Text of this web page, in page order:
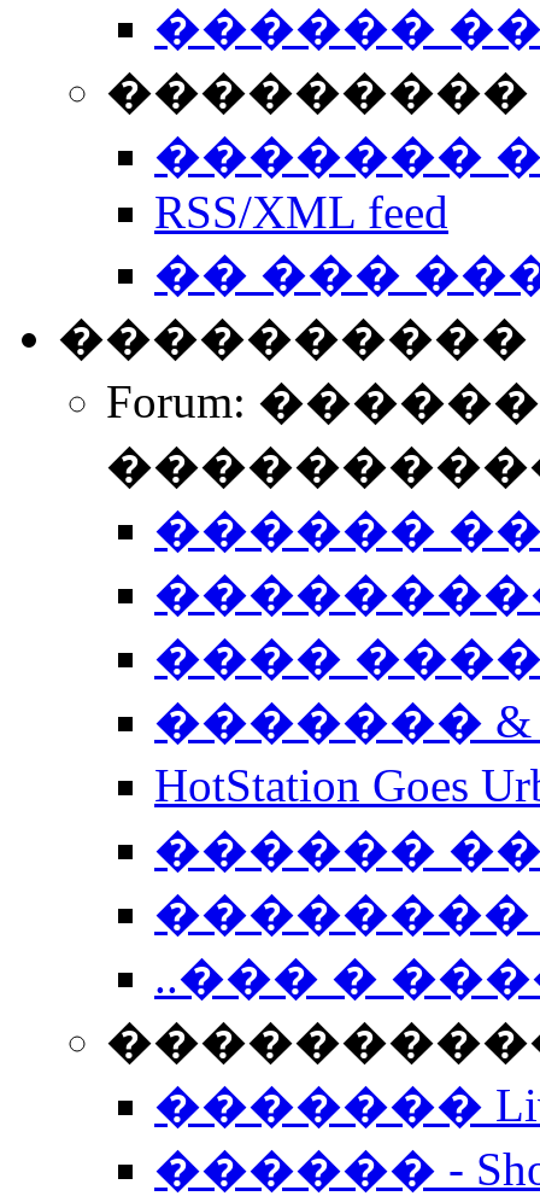
������
���������
�������
RSS/XML feed
�� ���
����������
Forum:
������
����
�������
HotStation
������
��������
..��� �
����������
�������
������ -